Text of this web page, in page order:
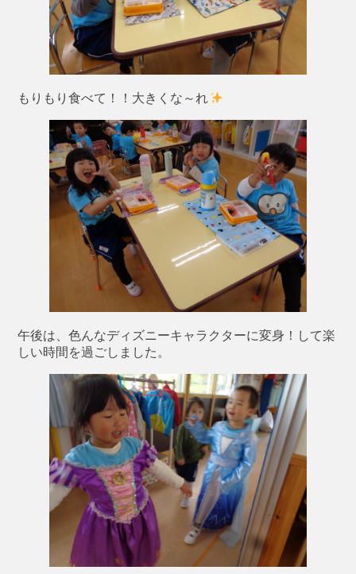
もりもり食べて！！大きくな～れ
午後は、色んなディズニーキャラクターに変身！して楽
しい時間を過ごしました。